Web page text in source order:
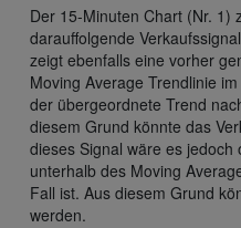
Der 15-Minuten Chart (Nr. 1)
darauffolgende
zeigt ebenfalls eine vorher
Moving Average Trendlinie
der übergeordnete Trend
diesem Grund könnte das
dieses Signal wäre es
unterhalb des Moving
Fall ist. Aus diesem Grund
werden.